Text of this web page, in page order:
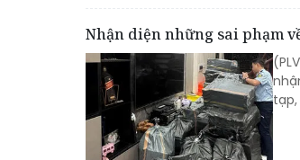
Nhận diện những sai phạm